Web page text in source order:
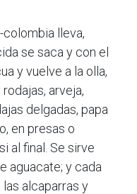
lleva,
se saca y con el
y vuelve a la olla,
arveja,
delgadas, papa
en presas o
al final. Se sirve
aguacate; y cada
alcaparras y